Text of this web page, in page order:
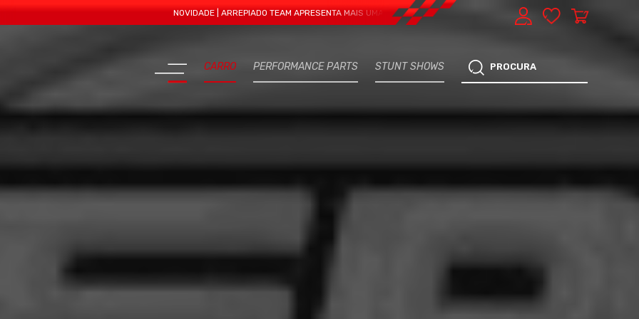
NOVIDADE | ARREPIADO TEAM APRESENTA MAIS UMA VERTENTE - EXPRESS CAR SERVICE, MANUTENÇÃO DO TEU CARRO -
CARRO PERFORMANCE PARTS STUNT SHOWS